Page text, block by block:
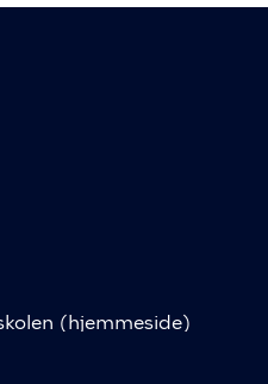
(hjemmeside)